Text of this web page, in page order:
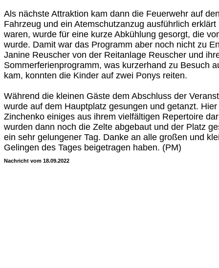
Als nächste Attraktion kam dann die Feuerwehr auf
Fahrzeug und ein Atemschutzanzug ausführlich
waren, wurde für eine kurze Abkühlung gesorgt, die
wurde. Damit war das Programm aber noch nicht zu
Janine Reuscher von der Reitanlage Reuscher und
Sommerferienprogramm, was kurzerhand zu Besuch
kam, konnten die Kinder auf zwei Ponys reiten.
Während die kleinen Gäste dem Abschluss der
wurde auf dem Hauptplatz gesungen und getanzt.
Zinchenko einiges aus ihrem vielfältigen Repertoire
wurden dann noch die Zelte abgebaut und der Platz
ein sehr gelungener Tag. Danke an alle großen und
Gelingen des Tages beigetragen haben. (PM)
Nachricht vom 18.09.2022